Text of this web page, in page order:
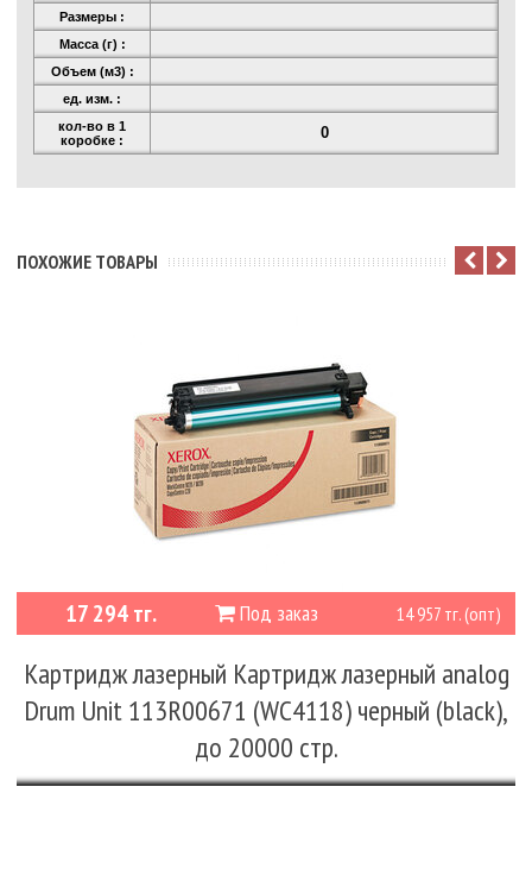
Размеры :
Масса (г) :
Объем (м3) :
ед. изм. :
кол-во в 1
коробке :
0
ПОХОЖИЕ ТОВАРЫ
Под заказ
17 294 тг. 14 957 тг. (опт)
Картридж лазерный Картридж лазерный analog
Drum Unit 113R00671 (WC4118) черный (black),
до 20000 стр.